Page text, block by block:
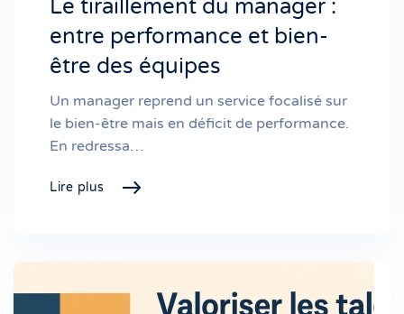
Le tiraillement du manager :
entre performance et bien-
être des équipes
Un manager reprend un service focalisé sur
le bien-être mais en déficit de performance.
En redressa…
Lire plus